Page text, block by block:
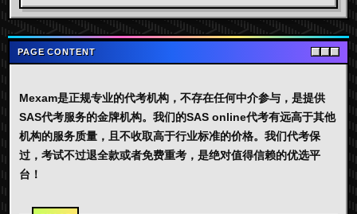
PAGE CONTENT
Mexam是正规专业的代考机构，不存在任何中介参与，是提供
SAS代考服务的金牌机构。我们的SAS online代考有远高于其他
机构的服务质量，且不收取高于行业标准的价格。我们代考保
过，考试不过退全款或者免费重考，是绝对值得信赖的优选平
台！